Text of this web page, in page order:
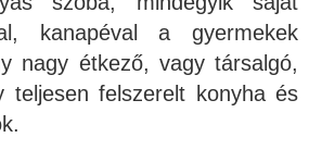
kanapéval a gyermekek
nagy étkező, vagy társalgó,
teljesen felszerelt konyha és